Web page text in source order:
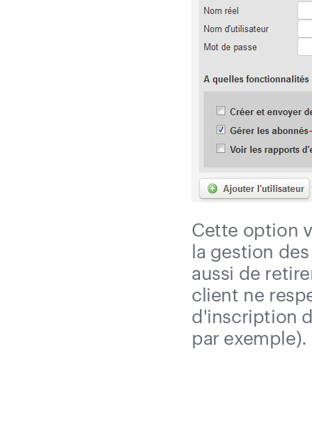
Cette option
la gestion
aussi de
client ne
d'inscription
par exemple).